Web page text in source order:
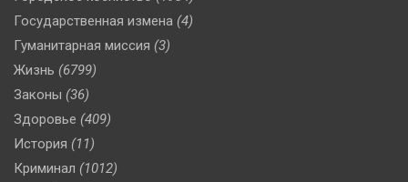
Государственная измена (4)
Гуманитарная миссия (3)
Жизнь (6799)
Законы (36)
Здоровье (409)
История (11)
Криминал (1012)